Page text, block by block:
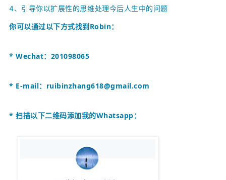
4、引导你以扩展性的思维处理今后人生中的问题
你可以通过以下方式找到Robin：
* Wechat：201098065
* E-mail： ruibinzhang618@gmail.com
* 扫描以下二维码添加我的Whatsapp：